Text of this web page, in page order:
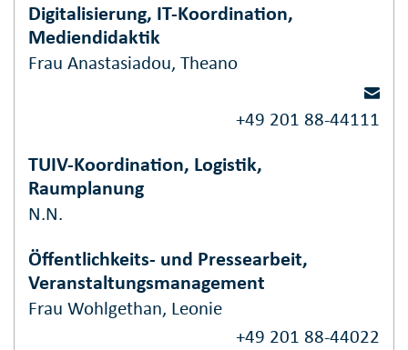
Digitalisierung, IT-Koordination,
Mediendidaktik
Frau Anastasiadou, Theano
+49 201 88-44111
TUIV-Koordination, Logistik,
Raumplanung
N.N.
Öffentlichkeits- und Pressearbeit,
Veranstaltungsmanagement
Frau Wohlgethan, Leonie
+49 201 88-44022